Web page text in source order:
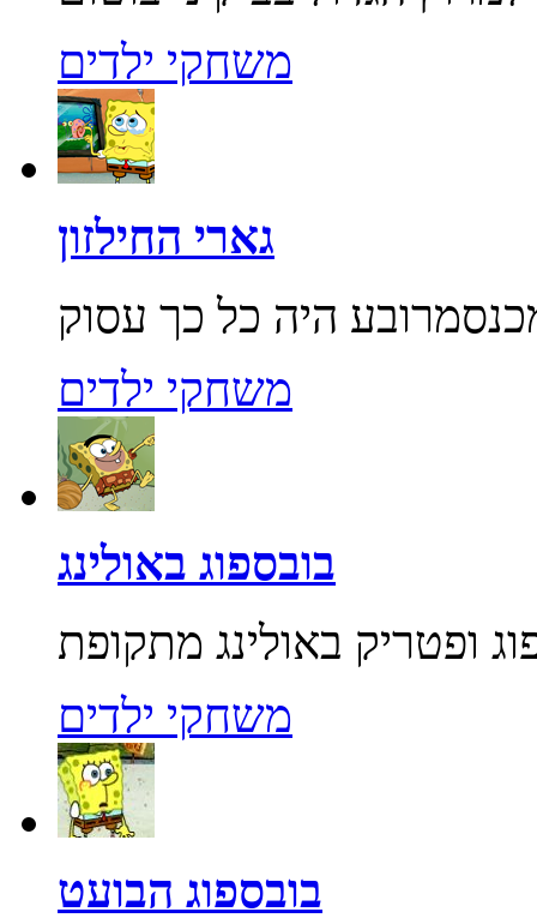
משחקי ילדים
גארי החילזון
משחקי ילדים
בובספוג באולינג
משחקי ילדים
בובספוג הבועט